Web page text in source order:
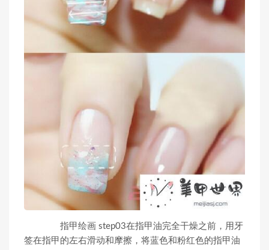
指甲绘画 step03在指甲油完全干燥之前，用牙
签在指甲的左右滑动和摩擦，将蓝色和粉红色的指甲油